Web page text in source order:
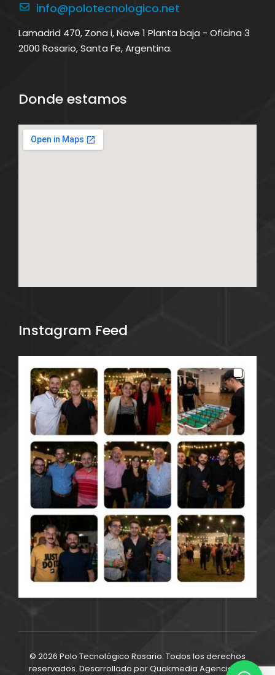
info@polotecnologico.net
Lamadrid 470, Zona i, Nave 1 Planta baja - Oficina 3
2000 Rosario, Santa Fe, Argentina.
Donde estamos
Instagram Feed
© 2026 Polo Tecnológico Rosario. Todos los derechos
reservados. Desarrollado porQuakmedia Agencia de